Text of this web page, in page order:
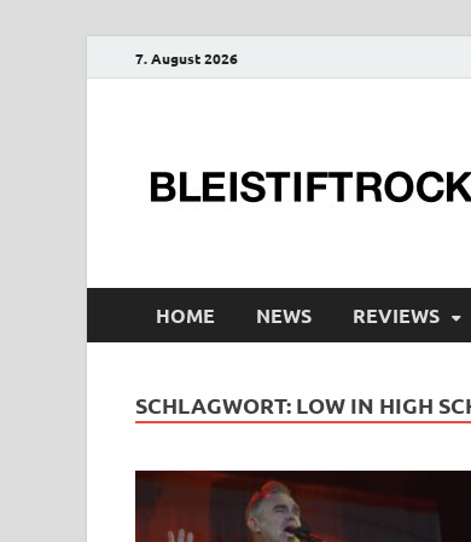
7. August 2026
HOME NEWS REVIEWS
SCHLAGWORT: LOW IN HIGH